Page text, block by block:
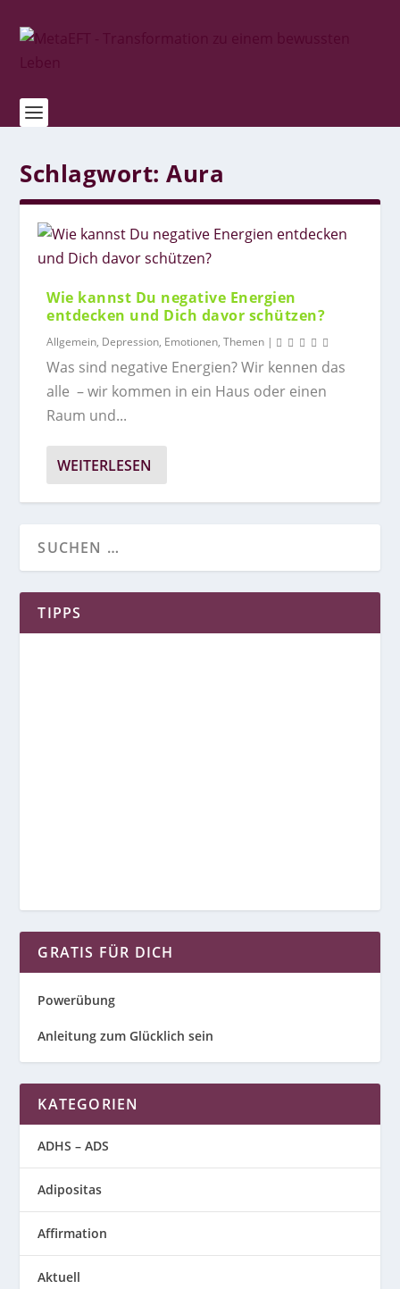
Schlagwort:Aura
Wie kannst Du negative Energien
entdecken und Dich davor schützen?
Allgemein, Depression, Emotionen,Themen |
Was sind negative Energien? Wir kennen das
alle – wir kommen in ein Haus oder einen
Raum und...
WEITERLESEN
TIPPS
GRATIS FÜR DICH
Powerübung
Anleitung zum Glücklich sein
KATEGORIEN
ADHS – ADS
Adipositas
Affirmation
Aktuell